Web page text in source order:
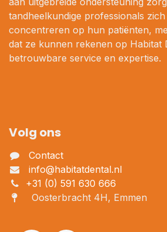
tandheelkundige professionals
concentreren op hun patiënten,
dat ze kunnen rekenen op Habitat
betrouwbare service en expertise.
Volg ons
Contact
info@habitatdental.nl
+31 (0) 591 630 666
Oosterbracht 4H, Emmen